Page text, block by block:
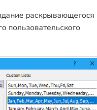
раскрывающегося
пользовательского